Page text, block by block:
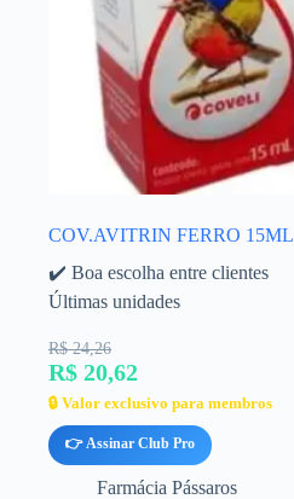
COV.AVITRIN FERRO 15ML
✔️ Boa escolha entre clientes
Últimas unidades
R$ 24,26
R$ 20,62
🔒 Valor exclusivo para membros
👉 Assinar Club Pro
Farmácia Pássaros